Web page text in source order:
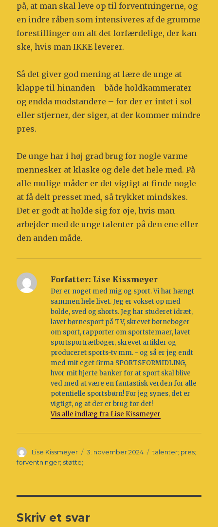
på, at man skal leve op til forventningerne, og
en indre råben som intensiveres af de grumme
forestillinger om alt det forfærdelige, der kan
ske, hvis man IKKE leverer.
Så det giver god mening at lære de unge at
klappe til hinanden – både holdkammerater
og endda modstandere – for der er intet i sol
eller stjerner, der siger, at der kommer mindre
pres.
De unge har i høj grad brug for nogle varme
mennesker at klaske og dele det hele med. På
alle mulige måder er det vigtigt at finde nogle
at få delt presset med, så trykket mindskes.
Det er godt at holde sig for øje, hvis man
arbejder med de unge talenter på den ene eller
den anden måde.
Forfatter: Lise Kissmeyer
Der er noget med mig og sport. Vi har hængt
sammen hele livet. Jeg er vokset op med
bolde, sved og shorts. Jeg har studeret idræt,
lavet børnesport på TV, skrevet børnebøger
om sport, rapporter om sportstemaer, lavet
sportsportrætbøger, skrevet artikler og
produceret sports-tv mm. - og så er jeg endt
med mit eget firma SPORTSFORMIDLING,
hvor mit hjerte banker for at sport skal blive
ved med at være en fantastisk verden for alle
potentielle sportsbørn! For jeg synes, det er
vigtigt, og at der er brug for det!
Vis alle indlæg fra Lise Kissmeyer
Forfatter
Lise Kissmeyer Udgivet
3. november 2024 Tags
talenter; pres;
forventninger; støtte;
Skriv et svar